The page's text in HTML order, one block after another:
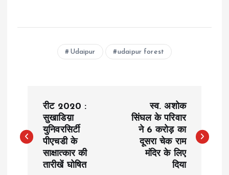
Udaipur udaipur forest
s
रीट 2020 :
सुखाडिय़ा
युनिवरसिर्टी
पीएचडी के
साक्षात्कार की
तारीखें घोषित
स्व. अशोक
सिंघल के परिवार
ने 6 करोड़ का
दूसरा चेक राम
मंदिर के लिए
दिया